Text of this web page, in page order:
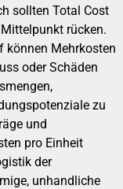
sollten Total Cost
rücken.
können Mehrkosten
oder Schäden
zu
und
pro Einheit
der
unhandliche